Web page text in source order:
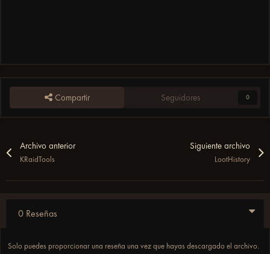
Compartir Seguidores 0
Archivo anterior
KRaidTools
Siguiente archivo
LootHistory
0 Reseñas
Solo puedes proporcionar una reseña una vez que hayas descargado el archivo.